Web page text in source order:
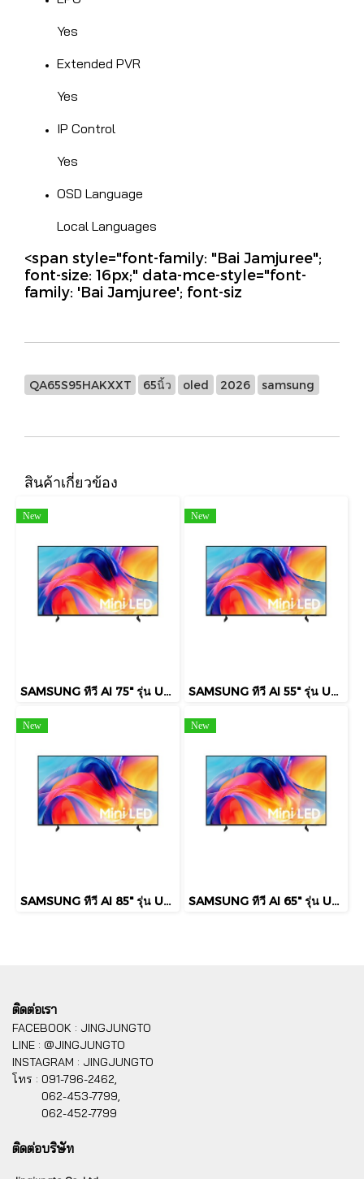
Yes
Extended PVR
Yes
IP Control
Yes
OSD Language
Local Languages
<span style="font-family: "Bai Jamjuree";
font-size: 16px;" data-mce-style="font-
family: 'Bai Jamjuree'; font-siz
QA65S95HAKXXT 65นิ้ว oled 2026 samsung
สินค้าเกี่ยวข้อง
New
SAMSUNG ทีวี AI 75" รุ่น UA75M75HAKXXT Mini LED M75H 4K Smart TV (2026)
New
SAMSUNG ทีวี AI 55" รุ่น UA55M75HAKXXT Mini LED M75H 4K Smart TV (2026)
New
SAMSUNG ทีวี AI 85" รุ่น UA85M75HAKXXT Mini LED M75H 4K Smart TV (2026)
New
SAMSUNG ทีวี AI 65" รุ่น UA65M75HAKXXT Mini LED M75H 4K Smart TV (2026)
ติดต่อเรา
FACEBOOK : JINGJUNGTO
LINE : @JINGJUNGTO
INSTAGRAM : JINGJUNGTO
โทร : 091-796-2462,
062-453-7799,
062-452-7799
ติดต่อบริษัท